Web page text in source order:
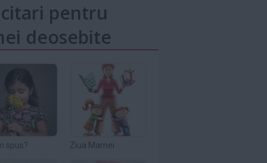
pentru
deosebite
spus? Ziua Mamei